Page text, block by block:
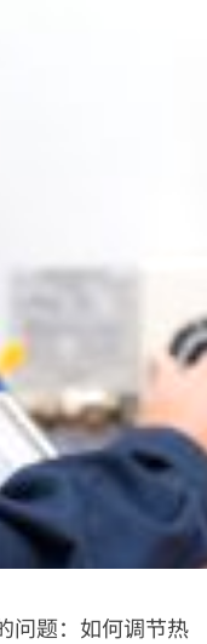
问题：如何调节热